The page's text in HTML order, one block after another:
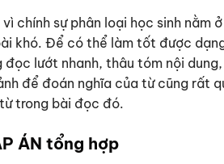
chính sự phân loại học sinh nằm
khó. Để có thể làm tốt được
lướt nhanh, thâu tóm nội
để đoán nghĩa của từ cũng rất
trong bài đọc đó.
ÁN tổng hợp